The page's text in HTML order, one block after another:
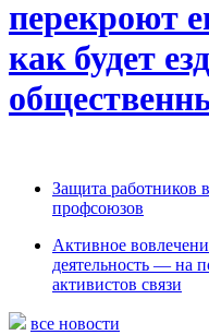
перекроют
как будет
Защита работников
профсоюзов
Активное
деятельность — на
активистов связи
все новости